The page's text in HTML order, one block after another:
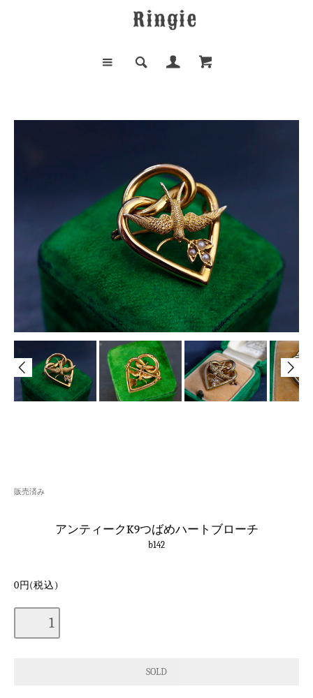
販売済み
アンティークK9つばめハートブローチ
b142
0円(税込)